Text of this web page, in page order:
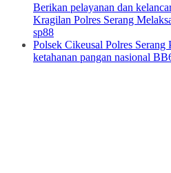
Berikan pelayanan dan
Kragilan Polres Serang
sp88
Polsek Cikeusal Polres Serang
ketahanan pangan nasional